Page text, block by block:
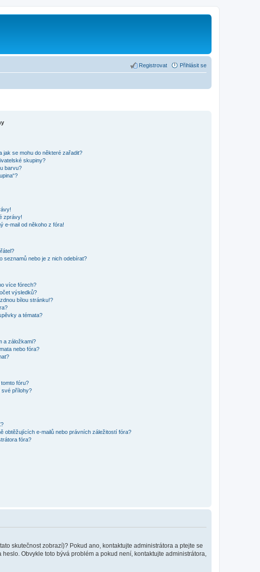
Přihlásit se
Registrovat
jak se mohu do některé zařadit?
skupiny?
barvu?
zprávy!
e-mail od někoho z fóra!
seznamů nebo je z nich odebírat?
více fórech?
výsledků?
bílou stránku!?
a témata?
a záložkami?
nebo fóra?
fóru?
své přílohy?
obtěžujících e-mailů nebo právních záležitostí fóra?
fóra?
skutečnost zobrazí)? Pokud ano, kontaktujte administrátora a ptejte se
Obvykle toto bývá problém a pokud není, kontaktujte administrátora,